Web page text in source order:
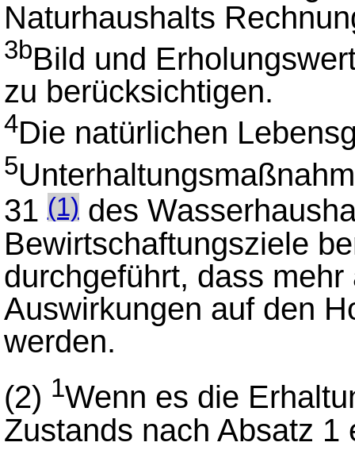
Naturhaushalts
3bBild und
zu berücksichtigen.
4Die natürlichen
5
31(1)des
Bewirtschaftungsziele
durchgeführt, dass
Auswirkungen auf den
werden.
(2) 1Wenn es die
Zustands nach Absatz 1